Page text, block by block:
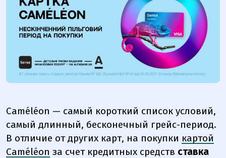
Caméléon — самый короткий список условий,
самый длинный, бесконечный грейс-период.
В отличие от других карт, на покупки картой
Caméléon за счет кредитных средств ставка